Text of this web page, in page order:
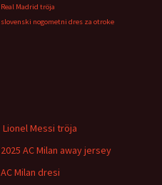
Real Madrid tröja
slovenski nogometni dres za otroke
Lionel Messi tröja
2025 AC Milan away jersey
AC Milan dresi